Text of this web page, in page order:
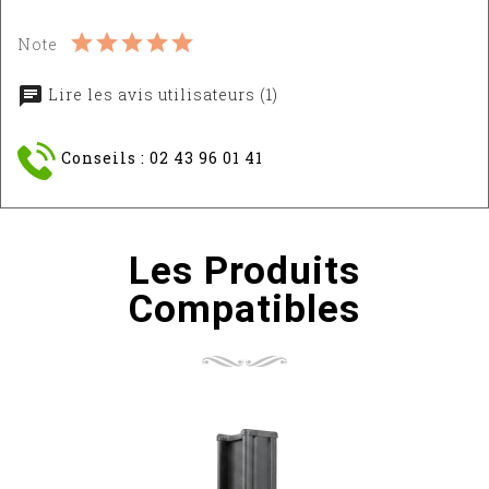
Note
Lire les avis utilisateurs (1)
Conseils : 02 43 96 01 41
Les Produits
Compatibles